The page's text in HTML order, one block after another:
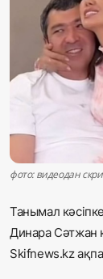
Жаңалықтар
Қоғам
Спорт
Әлем
Журналистік
Қазақ тілі
фото: видеодан
Танымал
Динара Сәтжан
Skifnews.kz